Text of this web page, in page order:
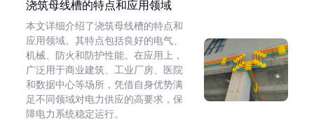
浇筑母线槽的特点和应用领域
本文详细介绍了浇筑母线槽的特点和
应用领域。其特点包括良好的电气、
机械、防火和防护性能。在应用上，
广泛用于商业建筑、工业厂房、医院
和数据中心等场所，凭借自身优势满
足不同领域对电力供应的高要求，保
障电力系统稳定运行。